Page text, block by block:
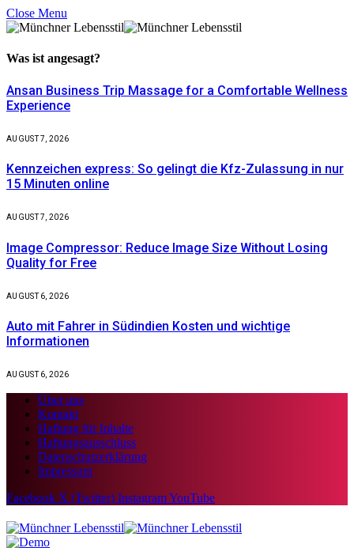
Close Menu
Was ist angesagt?
Ansan Business Trip Massage for a Comfortable Wellness
Experience
AUGUST 7, 2026
Kennzeichen express: So gelingt die Kfz-Zulassung in nur
15 Minuten online
AUGUST 7, 2026
Image Compressor: Reduce Image Size Without Losing
Quality for Free
AUGUST 6, 2026
Auto mit Fahrer in Südindien Kosten und wichtige
Informationen
AUGUST 6, 2026
Über uns
Kontakt
Haftung für Inhalte
Haftungsausschluss
Datenschutzerklärung
Impressum
Facebook X (Twitter) InstagramYouTube